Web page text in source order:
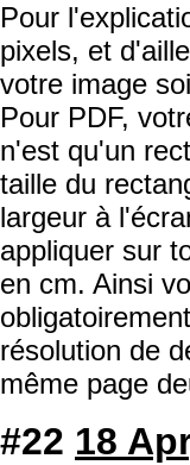
Pour
pixels, et
votre image
Pour PDF,
n'est qu'un
taille du
largeur à
appliquer sur
en cm. Ainsi
résolution de
même page
#22 18